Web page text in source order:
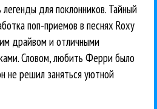
для поклонников. Тайный
поп-приемов в песнях Roxy
драйвом и отличными
Словом, любить Ферри было
не решил заняться уютной